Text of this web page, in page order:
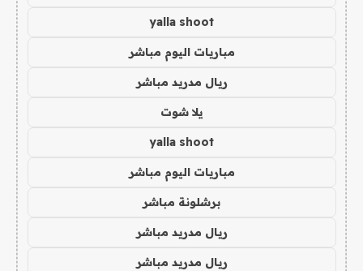
yalla shoot
مباريات اليوم مباشر
ريال مدريد مباشر
يلا شوت
yalla shoot
مباريات اليوم مباشر
برشلونة مباشر
ريال مدريد مباشر
ريال مدريد مباشر